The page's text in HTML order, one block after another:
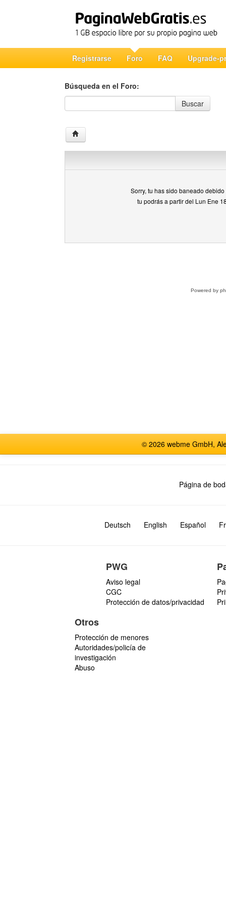
Registrarse Foro FAQ Upgrade-
Búsqueda en el Foro:
Búsqueda en el Foro
Buscar
Sorry, tu has sido baneado
tu podrás a partir del Lun Ene
Powered by
© 2026 webme GmbH,
Página de
Deutsch English Español
PWG
Aviso legal
CGC
Protección de datos/privacidad
Otros
Protección de menores
Autoridades/policía de
investigación
Abuso